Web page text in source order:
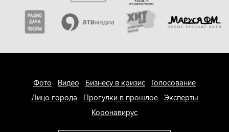
Фото Видео Бизнесу в кризис
Голосование
Лицо города
Прогулки в прошлое
Эксперты
Коронавирус